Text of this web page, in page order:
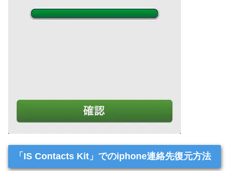
「IS Contacts Kit」でのiphone連絡先復元方法